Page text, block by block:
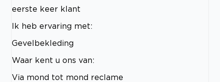
eerste keer klant
Ik heb ervaring met:
Gevelbekleding
Waar kent u ons van:
Via mond tot mond reclame